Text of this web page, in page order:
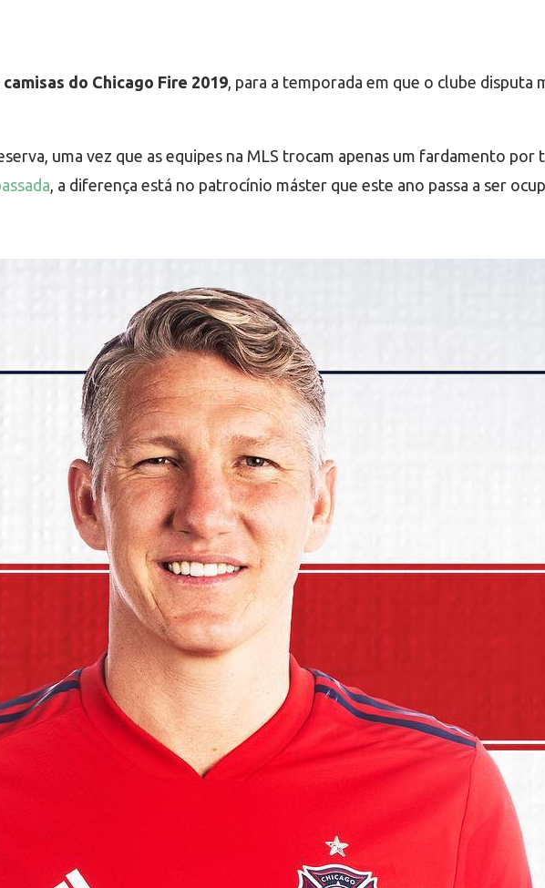
camisas do Chicago Fire 2019, para a temporada em que o clube disputa
uma vez que as equipes na MLS trocam apenas um fardamento por
, a diferença está no patrocínio máster que este ano passa a ser